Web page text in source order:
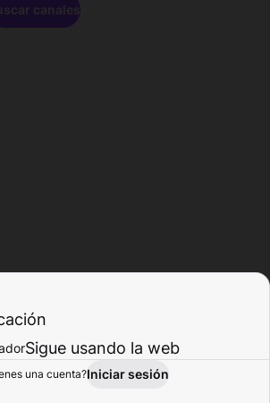
Explorar Actividad
canales
Sigue usando la web
una cuenta?Iniciar sesión